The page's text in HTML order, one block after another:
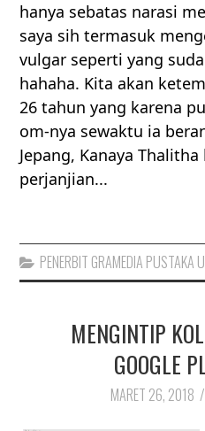
hanya sebatas narasi
saya sih termasuk
vulgar seperti yang
hahaha. Kita akan
26 tahun yang karena
om-nya sewaktu ia
Jepang, Kanaya
perjanjian...
PENERBIT GRAMEDIA PUSTAKA
MENGINTIP
GOOGLE
MARET 26, 2018 /